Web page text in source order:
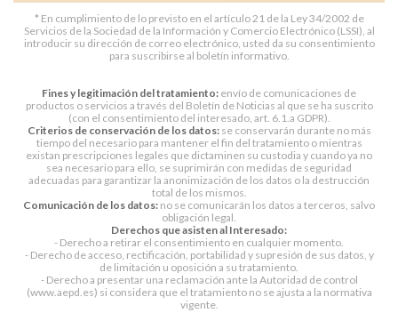
* En cumplimiento de lo previsto en el artículo 21 de la Ley 34/2002 de
Servicios de la Sociedad de la Información y Comercio Electrónico (LSSI), al
introducir su dirección de correo electrónico, usted da su consentimiento
para suscribirse al boletín informativo.
Fines y legitimación del tratamiento: envío de comunicaciones de
productos o servicios a través del Boletín de Noticias al que se ha suscrito
(con el consentimiento del interesado, art. 6.1.a GDPR).
Criterios de conservación de los datos:se conservarán durante no más
tiempo del necesario para mantener el fin del tratamiento o mientras
existan prescripciones legales que dictaminen su custodia y cuando ya no
sea necesario para ello, se suprimirán con medidas de seguridad
adecuadas para garantizar la anonimización de los datos o la destrucción
total de los mismos.
Comunicación de los datos: no se comunicarán los datos a terceros, salvo
obligación legal.
Derechos que asisten al Interesado:
- Derecho a retirar el consentimiento en cualquier momento.
- Derecho de acceso, rectificación, portabilidad y supresión de sus datos, y
de limitación u oposición a su tratamiento.
- Derecho a presentar una reclamación ante la Autoridad de control
(www.aepd.es) si considera que el tratamiento no se ajusta a la normativa
vigente.